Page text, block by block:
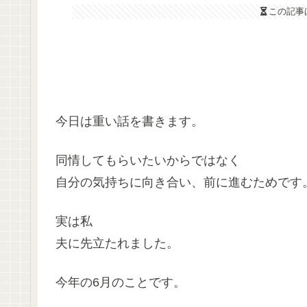
この記事
今日は重い話を書きます。
同情してもらいたいからではなく
自分の気持ちに向き合い、前に進むためです。
実は私
夫に先立たれました。
今年の6月のことです。